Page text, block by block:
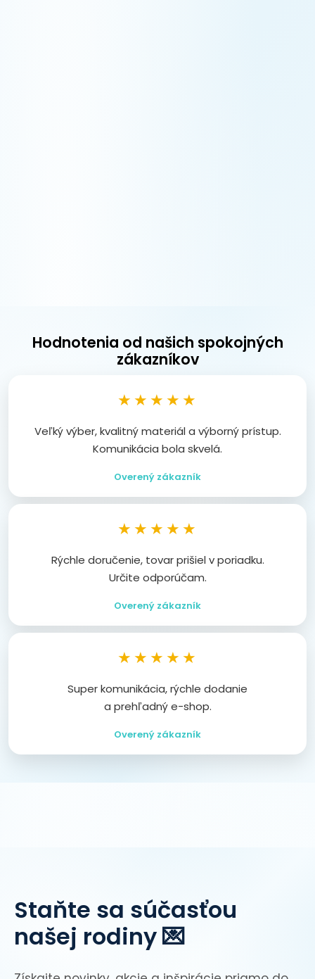
Hodnotenia od našich spokojných
zákazníkov
★★★★★
Veľký výber, kvalitný materiál a výborný prístup.
Komunikácia bola skvelá.
Overený zákazník
★★★★★
Rýchle doručenie, tovar prišiel v poriadku.
Určite odporúčam.
Overený zákazník
★★★★★
Super komunikácia, rýchle dodanie
a prehľadný e-shop.
Overený zákazník
Staňte sa súčasťou
našej rodiny 💌